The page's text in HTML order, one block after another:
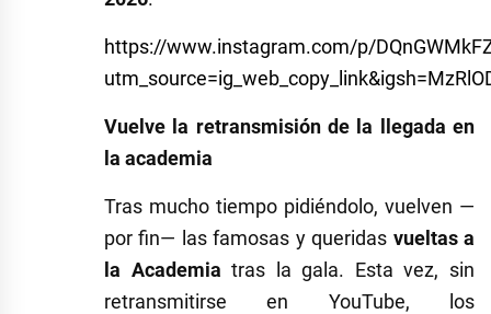
https://www.instagram.com/p/
Vuelve la retransmisión de la llegada en
la academia
Tras mucho tiempo pidiéndolo, vuelven —
por fin— las famosas y queridas vueltas a
la Academia tras la gala. Esta vez, sin
retransmitirse en YouTube, los